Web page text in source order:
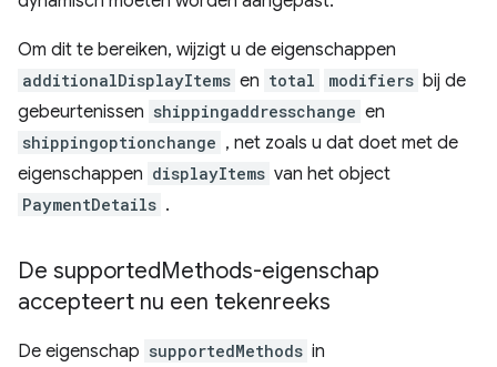
Om dit te bereiken, wijzigt u de eigenschappen
additionalDisplayItems en total modifiers bij de
gebeurtenissen shippingaddresschange en
shippingoptionchange , net zoals u dat doet met de
eigenschappen displayItems van het object
PaymentDetails .
De supportedMethods-eigenschap
accepteert nu een tekenreeks
De eigenschap supportedMethods in